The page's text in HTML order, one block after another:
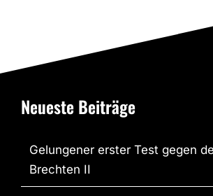
Neueste Beiträge
Gelungener erster Test gegen
Brechten II